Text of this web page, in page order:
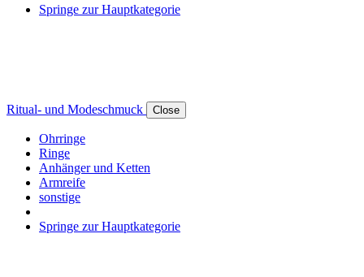
Springe zur Hauptkategorie
Ritual- und Modeschmuck Close
Ohrringe
Ringe
Anhänger und Ketten
Armreife
sonstige
Springe zur Hauptkategorie